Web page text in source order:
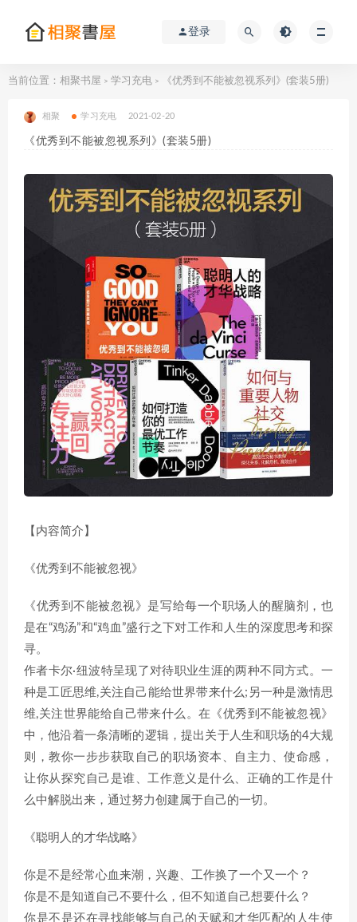
登录
当前位置： 相聚书屋 > 学习充电 > 《优秀到不能被忽视系列》(套装5册)
相聚 学习充电 2021-02-20
《优秀到不能被忽视系列》(套装5册)
【内容简介】
《优秀到不能被忽视》
《优秀到不能被忽视》是写给每一个职场人的醒脑剂，也
是在“鸡汤”和“鸡血”盛行之下对工作和人生的深度思考和探
寻。
作者卡尔·纽波特呈现了对待职业生涯的两种不同方式。一
种是工匠思维,关注自己能给世界带来什么;另一种是激情思
维,关注世界能给自己带来什么。在《优秀到不能被忽视》
中，他沿着一条清晰的逻辑，提出关于人生和职场的4大规
则，教你一步步获取自己的职场资本、自主力、使命感，
让你从探究自己是谁、工作意义是什么、正确的工作是什
么中解脱出来，通过努力创建属于自己的一切。
《聪明人的才华战略》
你是不是经常心血来潮，兴趣、工作换了一个又一个？
你是不是知道自己不要什么，但不知道自己想要什么？
你是不是还在寻找能够与自己的天赋和才华匹配的人生使